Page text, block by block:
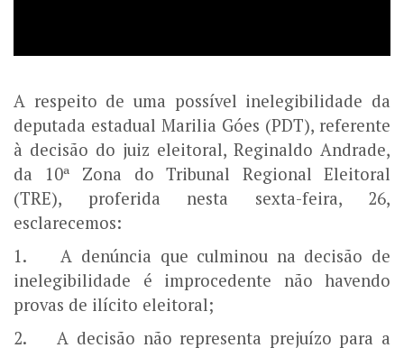
A respeito de uma possível inelegibilidade da
deputada estadual Marilia Góes (PDT), referente
à decisão do juiz eleitoral, Reginaldo Andrade,
da 10ª Zona do Tribunal Regional Eleitoral
(TRE), proferida nesta sexta-feira, 26,
esclarecemos:
1. A denúncia que culminou na decisão de
inelegibilidade é improcedente não havendo
provas de ilícito eleitoral;
2. A decisão não representa prejuízo para a